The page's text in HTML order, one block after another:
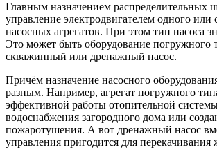
Главным назначением распределительных
управление электродвигателем одного или
насосных агрегатов. При этом тип насоса
Это может быть оборудование погружного
скважинный или дренажный насос.
Причём назначение насосного
разным. Например, агрегат погружного
эффективной работы отопительной
водоснабжения загородного дома или
пожаротушения. А вот дренажный насос
управления пригодится для перекачивания